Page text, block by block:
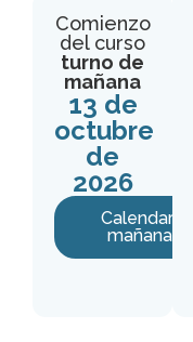
Comienzo
del curso
turno de
mañana
13 de
octubre
de
2026
Calendario
mañanas